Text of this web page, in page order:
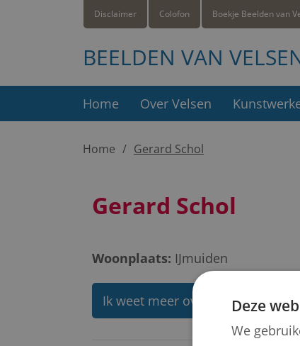
Boekje Beelden van
Colofon
Disclaimer
BEELDEN VAN
Home Over Velsen
Home Gerard Schol
Gerard Schol
Woonplaats: IJmuiden
Ik weet meer over dezeDeze
We